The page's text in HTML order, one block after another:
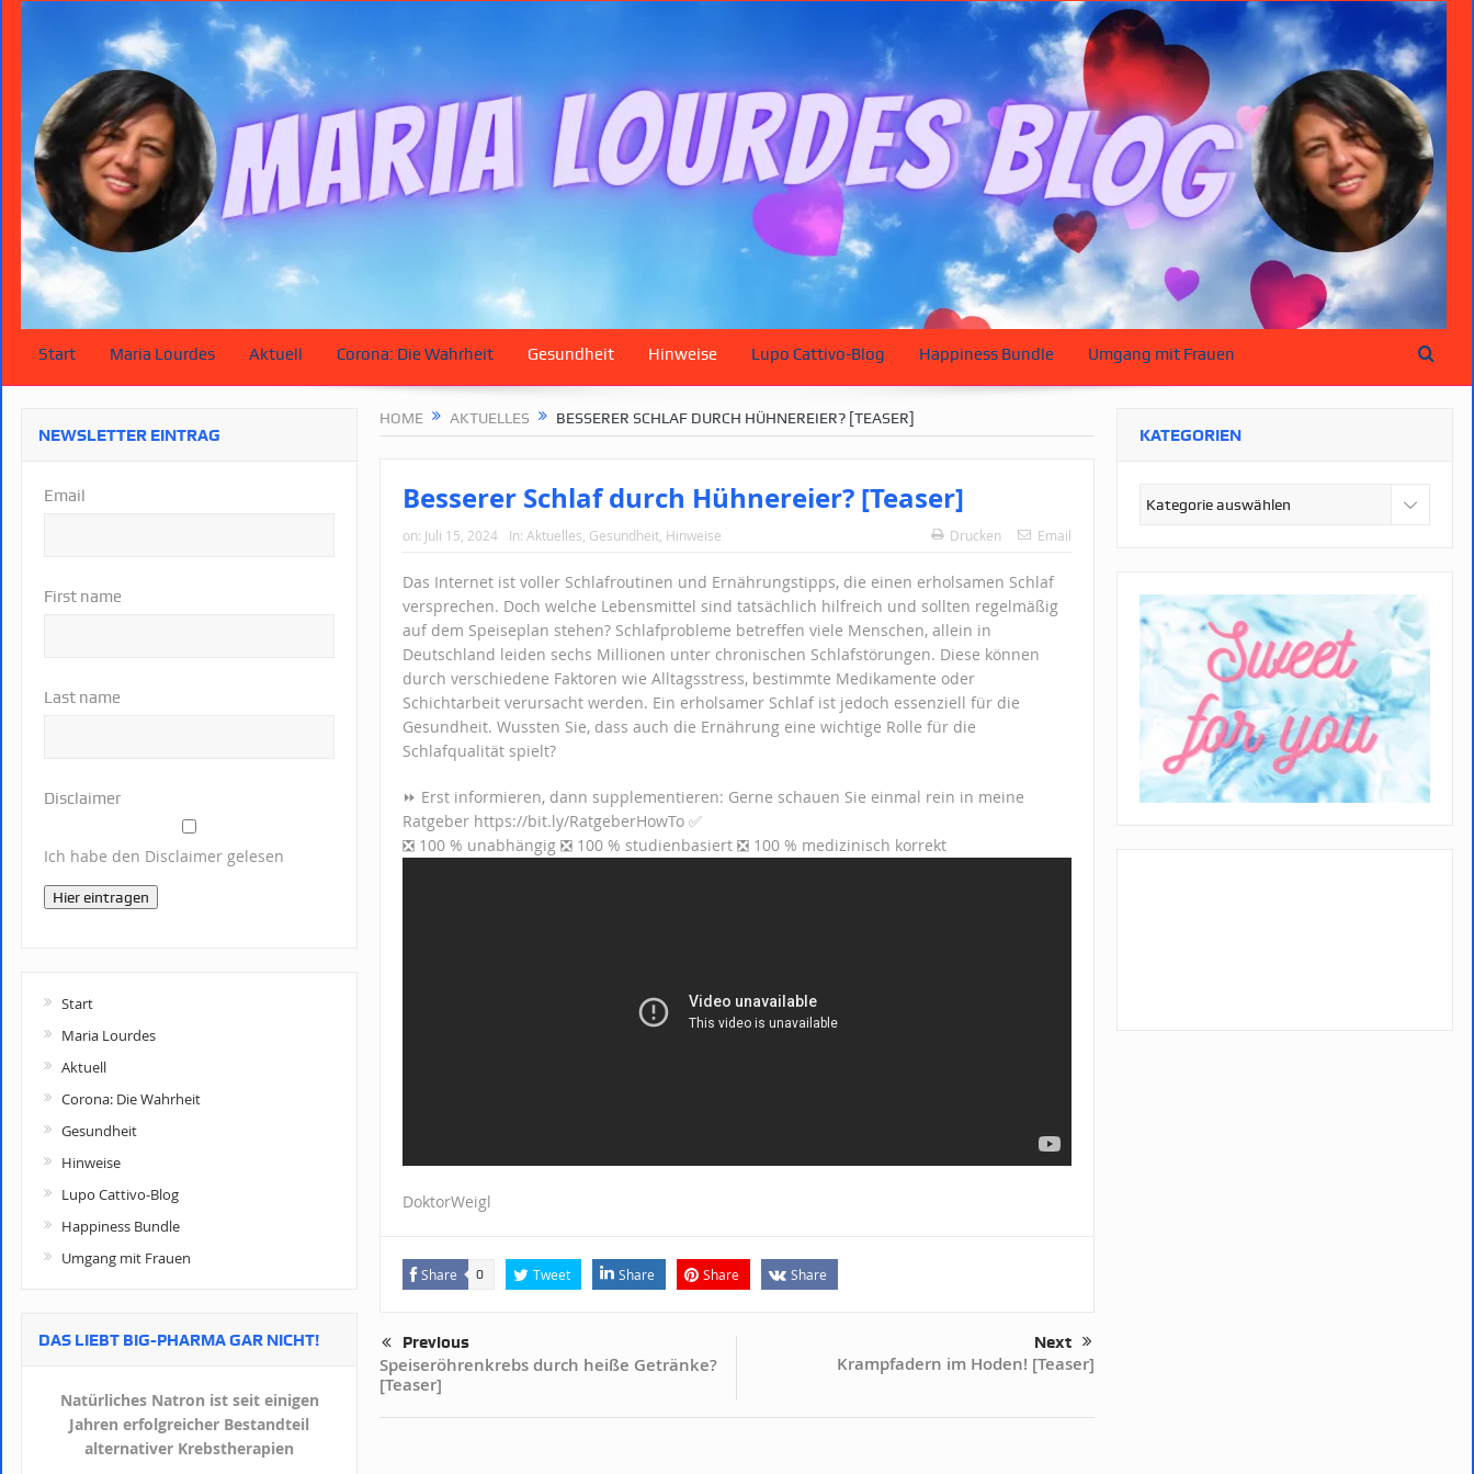
Start Maria Lourdes Aktuell Corona: Die Wahrheit Gesundheit Hinweise Lupo Cattivo-Blog Happiness Bundle Umgang mit Frauen
HOME AKTUELLES BESSERER SCHLAF DURCH HÜHNEREIER? [TEASER]
Besserer Schlaf durch Hühnereier? [Teaser]
on: Juli 15, 2024 In: Aktuelles Gesundheit Hinweise Drucken Email
Das Internet ist voller Schlafroutinen und Ernährungstipps, die einen erholsamen Schlaf
versprechen. Doch welche Lebensmittel sind tatsächlich hilfreich und sollten regelmäßig
auf dem Speiseplan stehen? Schlafprobleme betreffen viele Menschen, allein in
Deutschland leiden sechs Millionen unter chronischen Schlafstörungen. Diese können
durch verschiedene Faktoren wie Alltagsstress, bestimmte Medikamente oder
Schichtarbeit verursacht werden. Ein erholsamer Schlaf ist jedoch essenziell für die
Gesundheit. Wussten Sie, dass auch die Ernährung eine wichtige Rolle für die
Schlafqualität spielt?
⏩ Erst informieren, dann supplementieren: Gerne schauen Sie einmal rein in meine
Ratgeber https://bit.ly/RatgeberHowTo ✅
❎ 100 % unabhängig ❎ 100 % studienbasiert ❎ 100 % medizinisch korrekt
DoktorWeigl
Share 0 Tweet Share Share Share
Previous
Speiseröhrenkrebs durch heiße Getränke?
[Teaser]
Next
Krampfadern im Hoden! [Teaser]
NEWSLETTER EINTRAG
Email
First name
Last name
Disclaimer
Ich habe den Disclaimer gelesen
Hier eintragen
Start
Maria Lourdes
Aktuell
Corona: Die Wahrheit
Gesundheit
Hinweise
Lupo Cattivo-Blog
Happiness Bundle
Umgang mit Frauen
DAS LIEBT BIG-PHARMA GAR NICHT!
Natürliches Natron ist seit einigen
Jahren erfolgreicher Bestandteil
alternativer Krebstherapien
KATEGORIEN